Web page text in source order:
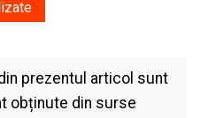
prezentul articol sunt
obținute din surse